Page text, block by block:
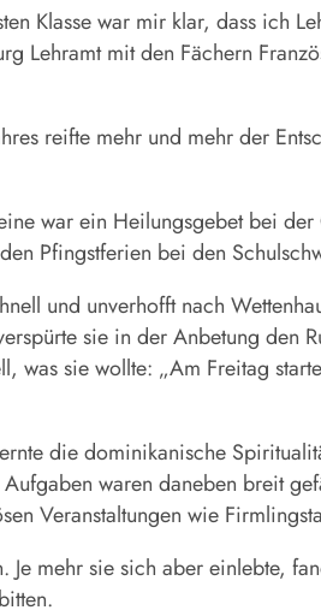
Klasse war mir klar, dass ich
Lehramt mit den Fächern
reifte mehr und mehr der
war ein Heilungsgebet bei
Pfingstferien bei den
und unverhofft nach
sie in der Anbetung den
sie wollte: „Am Freitag
die dominikanische
waren daneben breit
Veranstaltungen wie
mehr sie sich aber einlebte,